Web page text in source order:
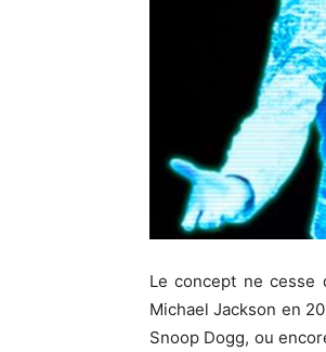
Le concept ne cesse
Michael Jackson en
Snoop Dogg, ou